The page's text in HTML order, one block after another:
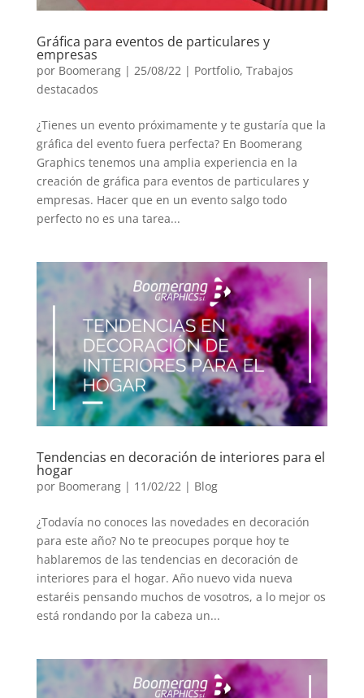
Gráfica para eventos de particulares y
empresas
por Boomerang| 25/08/22| Portfolio, Trabajos
destacados
¿Tienes un evento próximamente y te gustaría que la
gráfica del evento fuera perfecta? En Boomerang
Graphics tenemos una amplia experiencia en la
creación de gráfica para eventos de particulares y
empresas. Hacer que en un evento salgo todo
perfecto no es una tarea...
Tendencias en decoración de interiores para el
hogar
por Boomerang| 11/02/22 | Blog
¿Todavía no conoces las novedades en decoración
para este año? No te preocupes porque hoy te
hablaremos de las tendencias en decoración de
interiores para el hogar. Año nuevo vida nueva
estaréis pensando muchos de vosotros, a lo mejor os
está rondando por la cabeza un...